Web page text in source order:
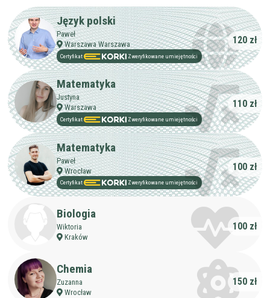
Język polski
Paweł
Warszawa Warszawa
Certyfikat Zweryfikowane umiejętności
120 zł
Matematyka
Justyna
Warszawa
Certyfikat Zweryfikowane umiejętności
110 zł
Matematyka
Paweł
Wrocław
Certyfikat Zweryfikowane umiejętności
100 zł
Biologia
Wiktoria
Kraków
100 zł
Chemia
Zuzanna
Wrocław
150 zł